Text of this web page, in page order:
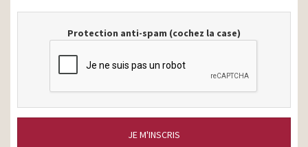
Protection anti-spam (cochez la case)
JE M'INSCRIS